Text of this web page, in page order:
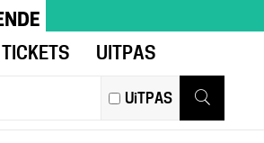
inhoud
naar
verfijn
TICKETS UITPAS
UiTPAS
Zoeken